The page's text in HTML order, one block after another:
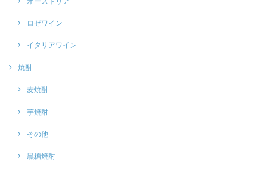
ロゼワイン
イタリアワイン
焼酎
麦焼酎
芋焼酎
その他
黒糖焼酎